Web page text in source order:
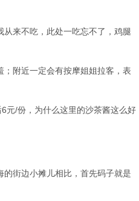
从来不吃，此处一吃忘不了，鸡腿
；附近一定会有按摩姐姐拉客，表
元/份，为什么这里的沙茶酱这么好
的街边小摊儿相比，首先码子就是